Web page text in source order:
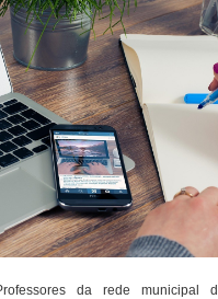
da rede municipal